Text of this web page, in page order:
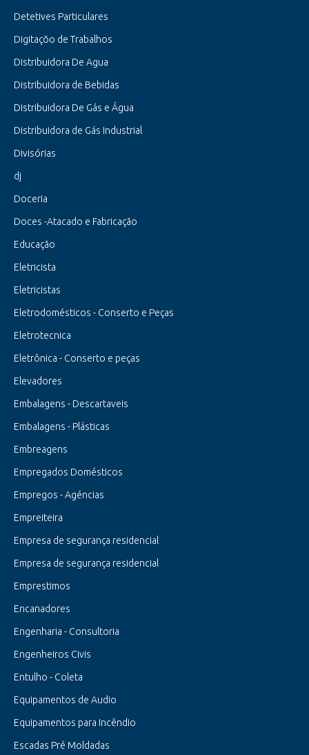
Detetives Particulares
Digitaçõo de Trabalhos
Distribuidora De Agua
Distribuidora de Bebidas
Distribuidora De Gás e Água
Distribuidora de Gás Industrial
Divisórias
dj
Doceria
Doces -Atacado e Fabricação
Educação
Eletricista
Eletricistas
Eletrodomésticos - Conserto e Peças
Eletrotecnica
Eletrônica - Conserto e peças
Elevadores
Embalagens - Descartaveis
Embalagens - Plásticas
Embreagens
Empregados Domésticos
Empregos - Agéncias
Empreiteira
Empresa de segurança residencial
Empresa de segurança residencial
Emprestimos
Encanadores
Engenharia - Consultoria
Engenheiros Civis
Entulho - Coleta
Equipamentos de Audio
Equipamentos para Incêndio
Escadas Pré Moldadas